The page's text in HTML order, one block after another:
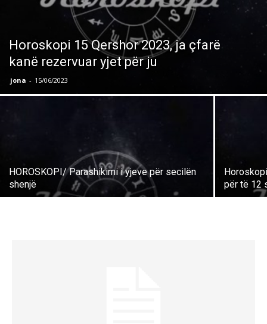
Horoskopi 15 Qershor 2023, ja çfarë
kanë rezervuar yjet për ju
jona - 15/06/2023
HOROSKOPI/ Parashikimi i yjeve për secilën
shenjë
për të 12